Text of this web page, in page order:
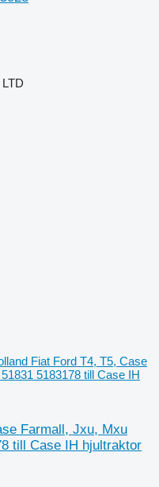
Fiat Ford T4, T5, Case
5183178 till Case IH
Farmall, Jxu, Mxu
till Case IH hjultraktor